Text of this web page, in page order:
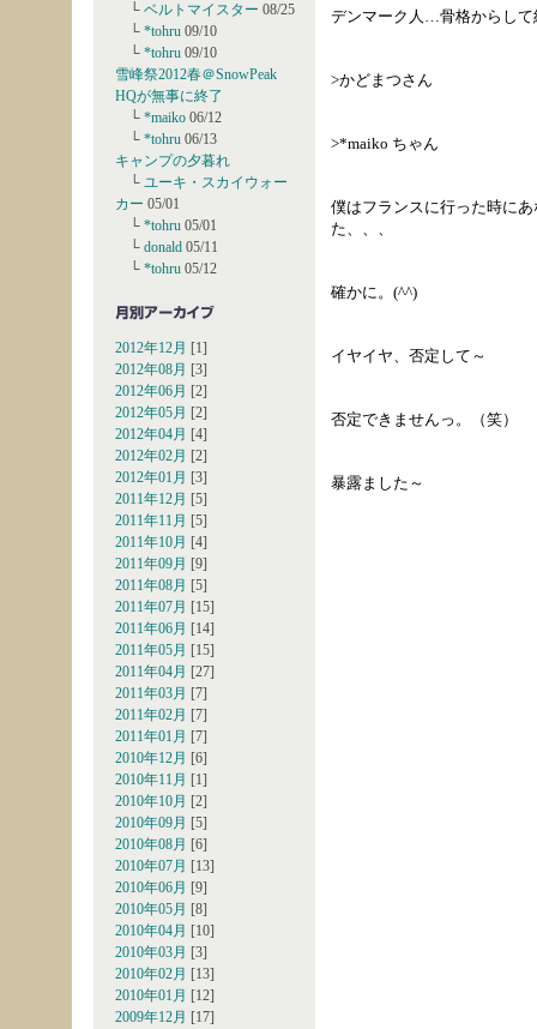
└ ベルトマイスター 08/25
└ *tohru 09/10
└ *tohru 09/10
雪峰祭2012春＠SnowPeak
HQが無事に終了
└ *maiko 06/12
└ *tohru 06/13
キャンプの夕暮れ
└ ユーキ・スカイウォー
カー 05/01
└ *tohru 05/01
└ donald 05/11
└ *tohru 05/12
2012年12月 [1]
2012年08月 [3]
2012年06月 [2]
2012年05月 [2]
2012年04月 [4]
2012年02月 [2]
2012年01月 [3]
2011年12月 [5]
2011年11月 [5]
2011年10月 [4]
2011年09月 [9]
2011年08月 [5]
2011年07月 [15]
2011年06月 [14]
2011年05月 [15]
2011年04月 [27]
2011年03月 [7]
2011年02月 [7]
2011年01月 [7]
2010年12月 [6]
2010年11月 [1]
2010年10月 [2]
2010年09月 [5]
2010年08月 [6]
2010年07月 [13]
2010年06月 [9]
2010年05月 [8]
2010年04月 [10]
2010年03月 [3]
2010年02月 [13]
2010年01月 [12]
2009年12月 [17]
デンマーク人…骨格からして
>かどまつさん
>*maiko ちゃん
僕はフランスに行った時に
た、、、
確かに。(^^)
イヤイヤ、否定して～
否定できませんっ。（笑）
暴露ました～